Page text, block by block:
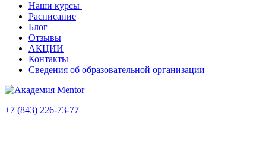
Наши курсы
Расписание
Блог
Отзывы
АКЦИИ
Контакты
Сведения об образовательной организации
+7 (843) 226-73-77